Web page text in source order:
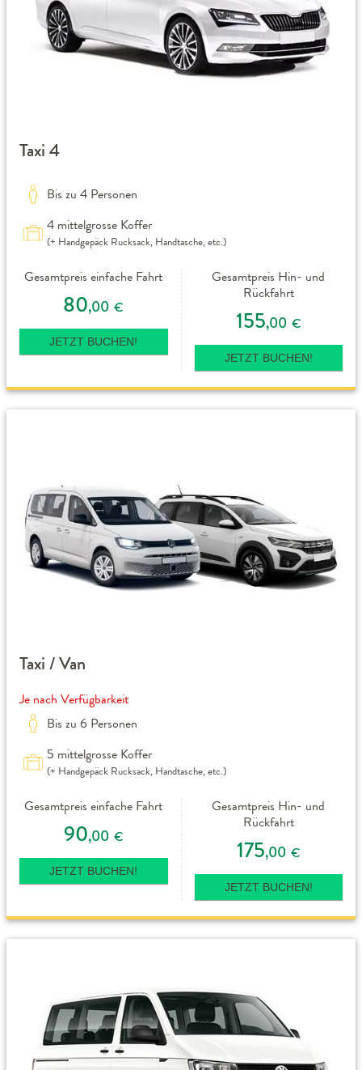
Taxi 4
Bis zu 4 Personen
4 mittelgrosse Koffer
(+ Handgepäck Rucksack, Handtasche, etc.)
Gesamtpreis einfache Fahrt
80,00 €
JETZT BUCHEN!
Gesamtpreis Hin- und
Rückfahrt
155,00 €
JETZT BUCHEN!
Taxi / Van
Je nach Verfügbarkeit
Bis zu 6 Personen
5 mittelgrosse Koffer
(+ Handgepäck Rucksack, Handtasche, etc.)
Gesamtpreis einfache Fahrt
90,00 €
JETZT BUCHEN!
Gesamtpreis Hin- und
Rückfahrt
175,00 €
JETZT BUCHEN!